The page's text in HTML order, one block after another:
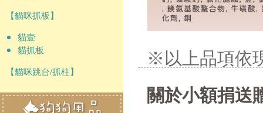
【貓咪抓板】
貓壹
貓抓板
【貓咪跳台/抓柱】
※以上品項依
關於小額捐送